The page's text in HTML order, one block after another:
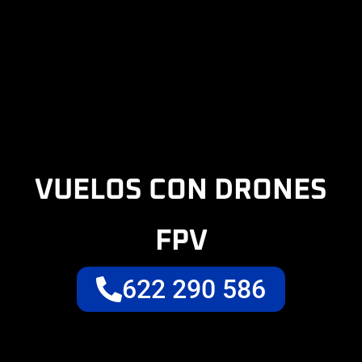
VUELOS CON DRONES
FPV
622 290 586